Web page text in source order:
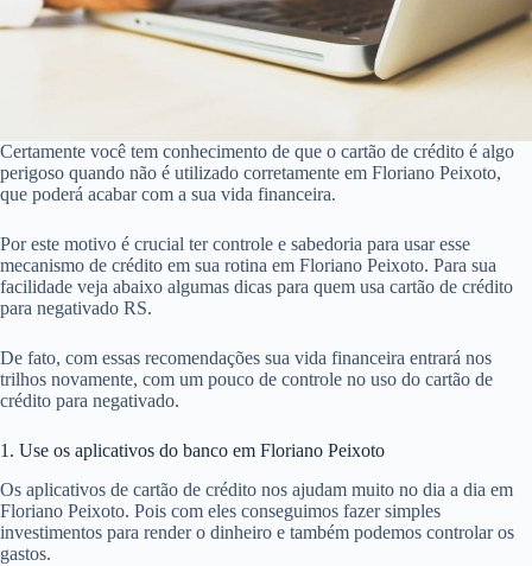
Certamente você tem conhecimento de que o cartão de crédito é algo
perigoso quando não é utilizado corretamente em Floriano Peixoto,
que poderá acabar com a sua vida financeira.
Por este motivo é crucial ter controle e sabedoria para usar esse
mecanismo de crédito em sua rotina em Floriano Peixoto. Para sua
facilidade veja abaixo algumas dicas para quem usa cartão de crédito
para negativado RS.
De fato, com essas recomendações sua vida financeira entrará nos
trilhos novamente, com um pouco de controle no uso do cartão de
crédito para negativado.
1. Use os aplicativos do banco em Floriano Peixoto
Os aplicativos de cartão de crédito nos ajudam muito no dia a dia em
Floriano Peixoto. Pois com eles conseguimos fazer simples
investimentos para render o dinheiro e também podemos controlar os
gastos.